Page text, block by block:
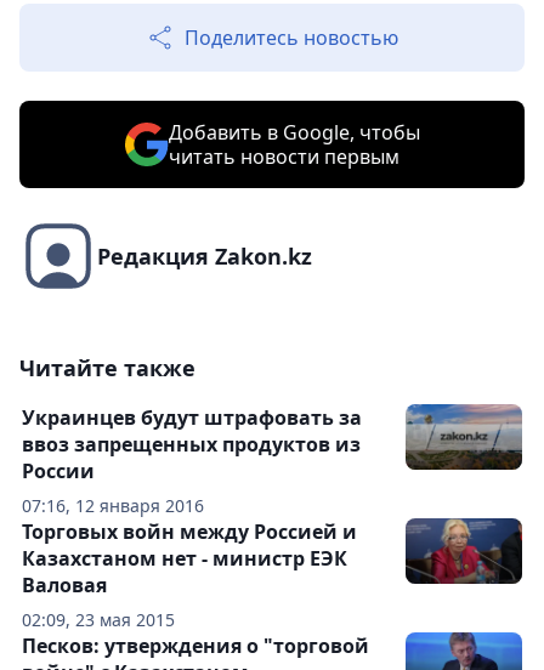
Поделитесь новостью
Добавить в Google, чтобы
читать новости первым
Редакция Zakon.kz
Читайте также
07:16, 12 января 2016
Украинцев будут штрафовать за
ввоз запрещенных продуктов из
России
02:09, 23 мая 2015
Торговых войн между Россией и
Казахстаном нет - министр ЕЭК
Валовая
Песков: утверждения о "торговой